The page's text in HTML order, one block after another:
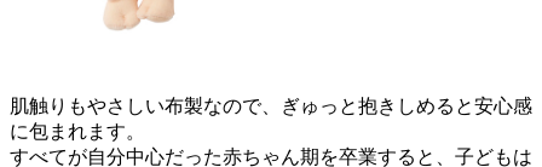
肌触りもやさしい布製なので、ぎゅっと抱きしめると安心感
に包まれます。
すべてが自分中心だった赤ちゃん期を卒業すると、子どもは